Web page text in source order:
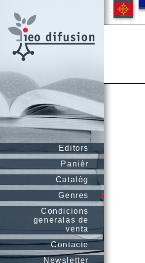
Editors
Panièr
Catalòg
Genres
Condicions
generalas de
venta
Contacte
Newsletter